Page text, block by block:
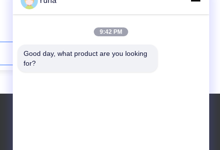
যোগাযোগ করুন
9:42 PM
Good day, what product are you looking
for?